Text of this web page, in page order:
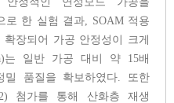
로 한 실험 결과, SOAM 적용
장되어 가공 안정성이 크게
는 일반 가공 대비 약 15배
밀 품질을 확보하였다. 또한
첨가를 통해 산화층 재생